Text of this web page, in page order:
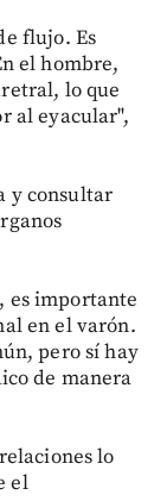
flujo. Es
el hombre,
lo que
al eyacular",
y consultar
es importante
en el varón.
pero sí hay
de manera
lo
el